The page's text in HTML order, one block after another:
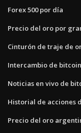
Forex 500 por día
Precio del oro por
Cinturón de traje de
Intercambio de
Noticias en vivo de
Historial de acciones
Precio del oro